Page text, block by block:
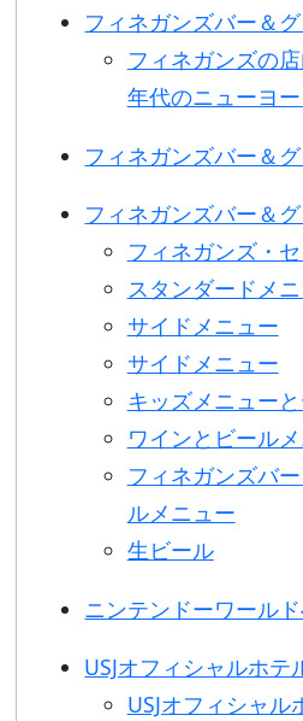
フィネガンズバー＆
フィネガンズの
年代のニューヨー
フィネガンズバー＆
フィネガンズバー＆
フィネガンズ・
スタンダードメ
サイドメニュー
サイドメニュー
キッズメニュー
ワインとビール
フィネガンズバ
ルメニュー
生ビール
ニンテンドーワールド
USJオフィシャルホテ
USJオフィシャル